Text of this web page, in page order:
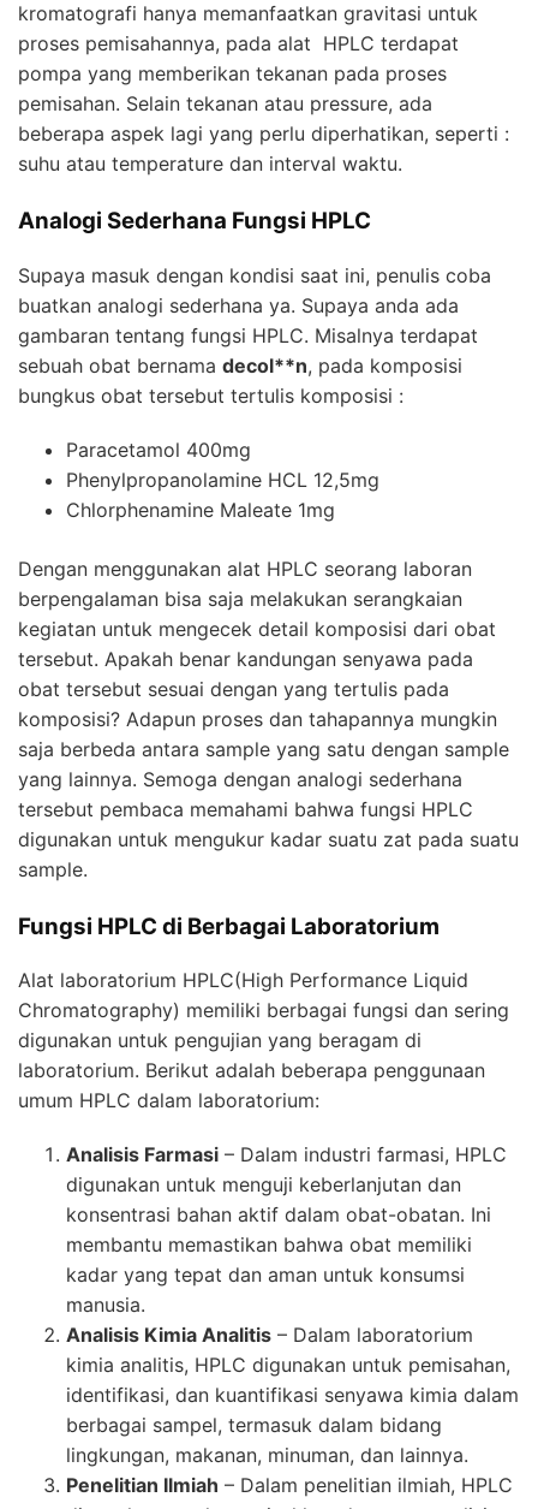
kromatografi hanya memanfaatkan gravitasi untuk
proses pemisahannya, pada alat HPLC terdapat
pompa yang memberikan tekanan pada proses
pemisahan. Selain tekanan atau pressure, ada
beberapa aspek lagi yang perlu diperhatikan, seperti :
suhu atau temperature dan interval waktu.
Analogi Sederhana Fungsi HPLC
Supaya masuk dengan kondisi saat ini, penulis coba
buatkan analogi sederhana ya. Supaya anda ada
gambaran tentang fungsi HPLC. Misalnya terdapat
sebuah obat bernama decol**n, pada komposisi
bungkus obat tersebut tertulis komposisi :
Paracetamol 400mg
Phenylpropanolamine HCL 12,5mg
Chlorphenamine Maleate 1mg
Dengan menggunakan alat HPLC seorang laboran
berpengalaman bisa saja melakukan serangkaian
kegiatan untuk mengecek detail komposisi dari obat
tersebut. Apakah benar kandungan senyawa pada
obat tersebut sesuai dengan yang tertulis pada
komposisi? Adapun proses dan tahapannya mungkin
saja berbeda antara sample yang satu dengan sample
yang lainnya. Semoga dengan analogi sederhana
tersebut pembaca memahami bahwa fungsi HPLC
digunakan untuk mengukur kadar suatu zat pada suatu
sample.
Fungsi HPLC di Berbagai Laboratorium
Alat laboratorium HPLC(High Performance Liquid
Chromatography) memiliki berbagai fungsi dan sering
digunakan untuk pengujian yang beragam di
laboratorium. Berikut adalah beberapa penggunaan
umum HPLC dalam laboratorium:
Analisis Farmasi – Dalam industri farmasi, HPLC
digunakan untuk menguji keberlanjutan dan
konsentrasi bahan aktif dalam obat-obatan. Ini
membantu memastikan bahwa obat memiliki
kadar yang tepat dan aman untuk konsumsi
manusia.
Analisis Kimia Analitis – Dalam laboratorium
kimia analitis, HPLC digunakan untuk pemisahan,
identifikasi, dan kuantifikasi senyawa kimia dalam
berbagai sampel, termasuk dalam bidang
lingkungan, makanan, minuman, dan lainnya.
Penelitian Ilmiah – Dalam penelitian ilmiah, HPLC